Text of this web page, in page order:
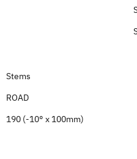
Stems
ROAD
190 (-10° x 100mm)